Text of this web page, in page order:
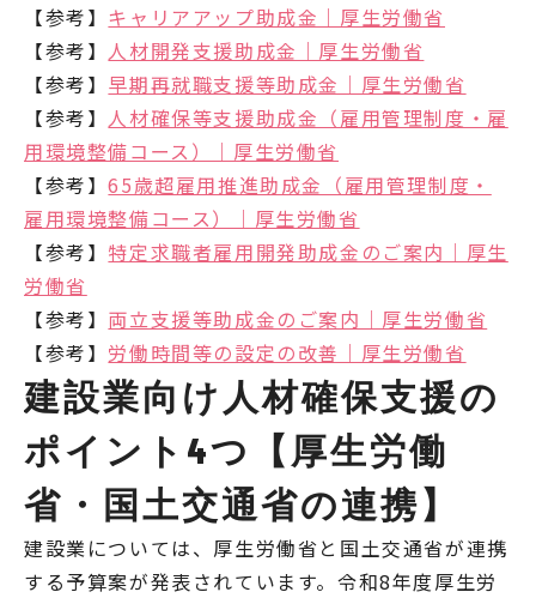
【参考】 キャリアアップ助成金｜厚生労働省
【参考】 人材開発支援助成金｜厚生労働省
【参考】 早期再就職支援等助成金｜厚生労働省
【参考】 人材確保等支援助成金（雇用管理制度・雇
用環境整備コース）｜厚生労働省
【参考】65歳超雇用推進助成金（雇用管理制度・
雇用環境整備コース）｜厚生労働省
【参考】 特定求職者雇用開発助成金のご案内｜厚生
労働省
【参考】 両立支援等助成金のご案内｜厚生労働省
【参考】 労働時間等の設定の改善｜厚生労働省
建設業向け人材確保支援の
ポイント4つ【厚生労働
省・国土交通省の連携】
建設業については、厚生労働省と国土交通省が連携
する予算案が発表されています。令和8年度厚生労